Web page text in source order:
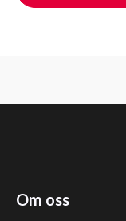
Om oss